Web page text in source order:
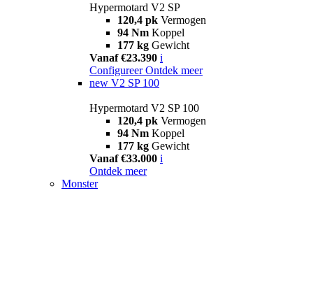
Hypermotard V2 SP
120,4 pk Vermogen
94 Nm Koppel
177 kg Gewicht
Vanaf €23.390 i
Configureer Ontdek meer
new V2 SP 100
Hypermotard V2 SP 100
120,4 pk Vermogen
94 Nm Koppel
177 kg Gewicht
Vanaf €33.000 i
Ontdek meer
Monster